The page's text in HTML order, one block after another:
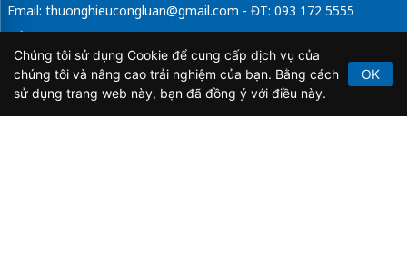
Email: thuonghieucongluan@gmail.com - ĐT: 093 172 5555
Tổng Biên Tập: Vũ Đức Thuận
Giấy phép hoạt động báo chí điện tử số 64/GP-BTTTT do Bộ
Thông tin và Truyền thông cấp ngày 21/2/2020.
Chúng tôi sử dụng Cookie để cung cấp dịch vụ của
chúng tôi và nâng cao trải nghiệm của bạn. Bằng cách
sử dụng trang web này, bạn đã đồng ý với điều này.
OK